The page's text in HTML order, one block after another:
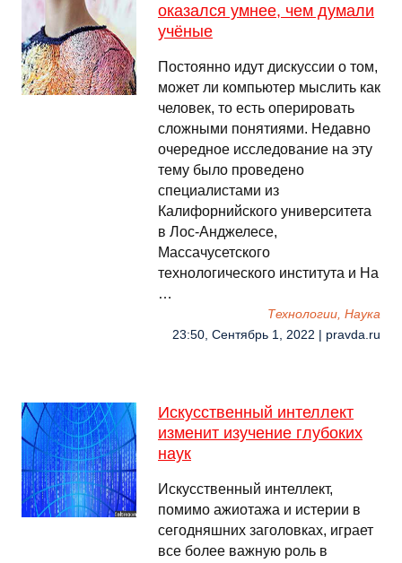
оказался умнее, чем думали
учёные
Постоянно идут дискуссии о том,
может ли компьютер мыслить как
человек, то есть оперировать
сложными понятиями. Недавно
очередное исследование на эту
тему было проведено
специалистами из
Калифорнийского университета
в Лос-Анджелесе,
Массачусетского
технологического института и На
…
Технологии, Наука
23:50, Сентябрь 1, 2022 | pravda.ru
Искусственный интеллект
изменит изучение глубоких
наук
Искусственный интеллект,
помимо ажиотажа и истерии в
сегодняшних заголовках, играет
все более важную роль в